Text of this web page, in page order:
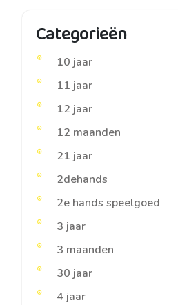
Categorieën
10 jaar
11 jaar
12 jaar
12 maanden
21 jaar
2dehands
2e hands speelgoed
3 jaar
3 maanden
30 jaar
4 jaar